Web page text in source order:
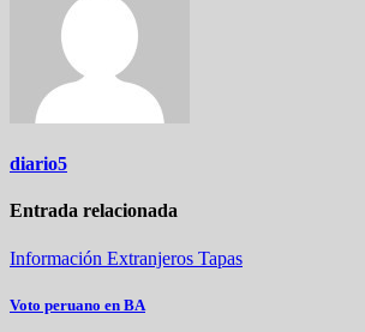
diario5
Entrada relacionada
Información Extranjeros Tapas
Voto peruano en BA